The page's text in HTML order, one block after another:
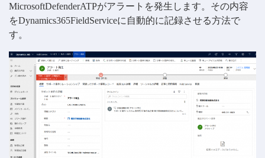
MicrosoftDefenderATPがアラートを発生します。その内容
をDynamics365FieldServiceに自動的に記録させる方法で
す。